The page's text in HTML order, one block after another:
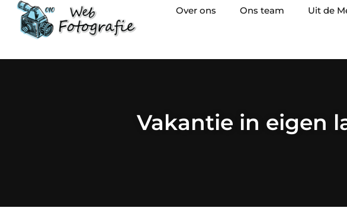
Over ons Ons team Uit de
Vakantie in eigen